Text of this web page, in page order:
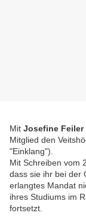
Mit Josefine Feiler
Mitglied den
"Einklang").
Mit Schreiben vom
dass sie ihr bei der
erlangtes Mandat
ihres Studiums im
fortsetzt.